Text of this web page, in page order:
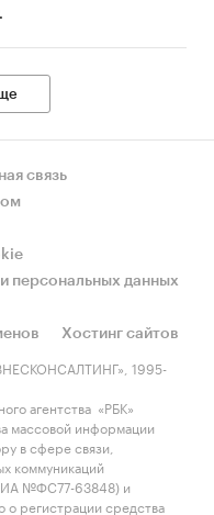
связь
персональных данных
Хостинг сайтов
1995-
агентства «РБК»
массовой информации
в сфере связи,
коммуникаций
ИА №ФС77-63848) и
о регистрации средства